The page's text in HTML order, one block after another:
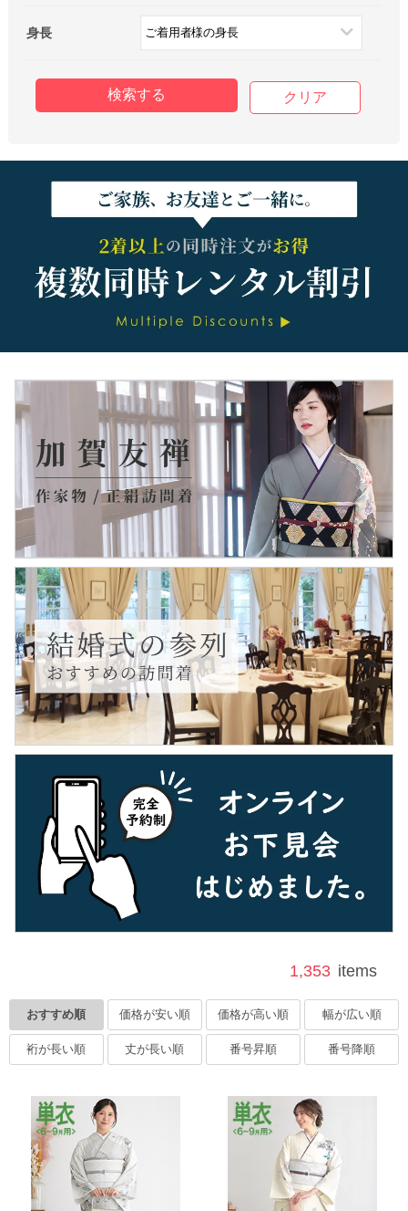
身長
クリア
1,353 items
おすすめ順 価格が安い順 価格が高い順 幅が広い順
裄が長い順 丈が長い順 番号昇順 番号降順